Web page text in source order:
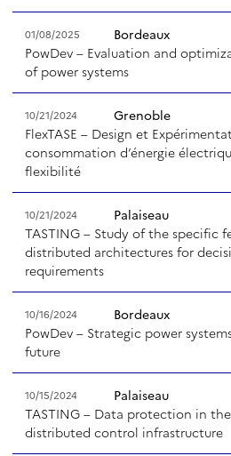
01/08/2025
PowDev – Evaluation and
of power systems
Bordeaux
10/21/2024
FlexTASE – Design et
consommation d’énergie
flexibilité
Grenoble
10/21/2024
TASTING – Study of the specific
distributed architectures for
requirements
Palaiseau
10/16/2024
PowDev – Strategic power
future
Bordeaux
10/15/2024
TASTING – Data protection in
distributed control infrastructure
Palaiseau